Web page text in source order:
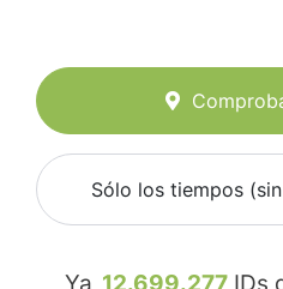
Sólo los tiempos